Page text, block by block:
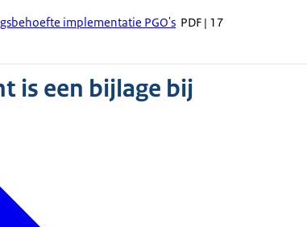
implementatie PGO's PDF | 17
is een bijlage bij